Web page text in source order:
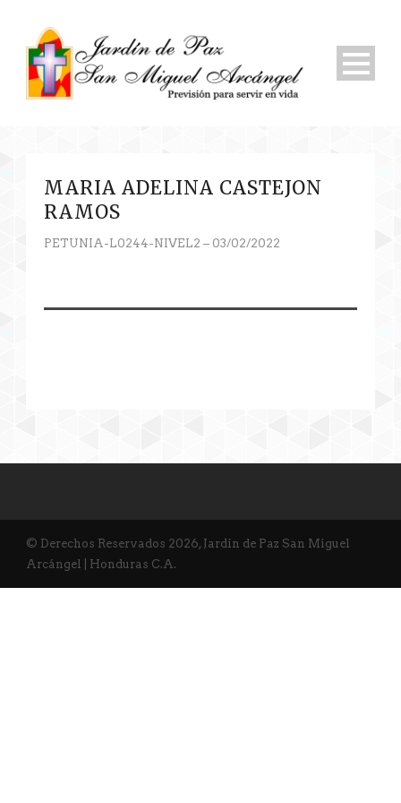
MARIA ADELINA CASTEJON
RAMOS
PETUNIA-L0244-NIVEL2 – 03/02/2022
© Derechos Reservados 2026, Jardín de Paz San Miguel
Arcángel | Honduras C.A.